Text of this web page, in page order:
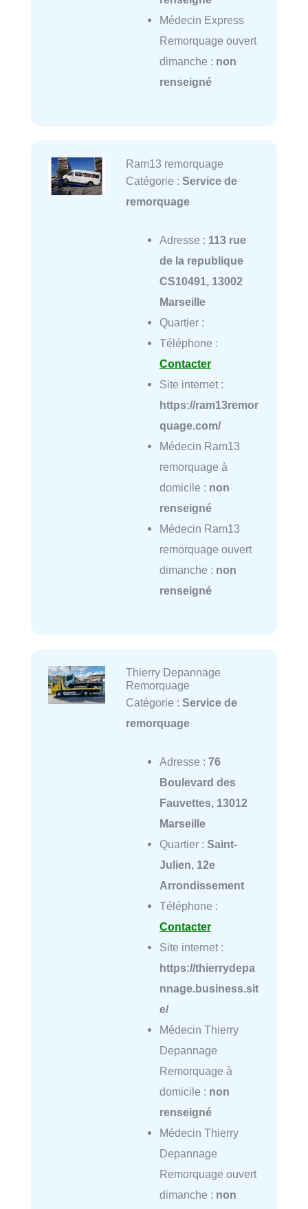
Médecin Express
Remorquage ouvert
dimanche : non
renseigné
Ram13 remorquage
Catégorie : Service de
remorquage
Adresse : 113 rue
de la republique
CS10491, 13002
Marseille
Quartier :
Téléphone :
Contacter
Site internet :
https://ram13remor
quage.com/
Médecin Ram13
remorquage à
domicile : non
renseigné
Médecin Ram13
remorquage ouvert
dimanche : non
renseigné
Thierry Depannage
Remorquage
Catégorie : Service de
remorquage
Adresse : 76
Boulevard des
Fauvettes, 13012
Marseille
Quartier : Saint-
Julien, 12e
Arrondissement
Téléphone :
Contacter
Site internet :
https://thierrydepa
nnage.business.sit
e/
Médecin Thierry
Depannage
Remorquage à
domicile : non
renseigné
Médecin Thierry
Depannage
Remorquage ouvert
dimanche : non